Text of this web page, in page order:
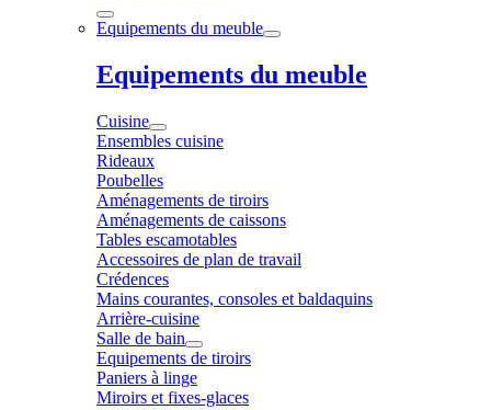
Equipements du meuble
Equipements du meuble
Cuisine
Ensembles cuisine
Rideaux
Poubelles
Aménagements de tiroirs
Aménagements de caissons
Tables escamotables
Accessoires de plan de travail
Crédences
Mains courantes, consoles et baldaquins
Arrière-cuisine
Salle de bain
Equipements de tiroirs
Paniers à linge
Miroirs et fixes-glaces